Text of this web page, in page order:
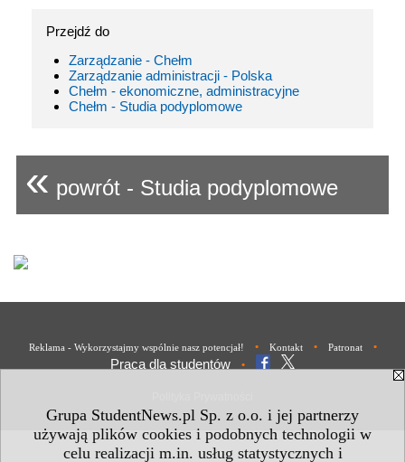
Grupa StudentNews.pl Sp. z o.o. i jej partnerzy
używają plików cookies i podobnych technologii w
celu realizacji m.in. usług statystycznych i
Przejdź do
Zarządzanie - Chełm
Zarządzanie administracji - Polska
Chełm - ekonomiczne, administracyjne
Chełm - Studia podyplomowe
« powrót - Studia podyplomowe
Reklama - Wykorzystajmy wspólnie nasz potencjał! • Kontakt • Patronat •
Praca dla studentów •